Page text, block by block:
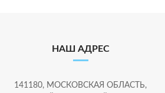
НАШ АДРЕС
141180, МОСКОВСКАЯ ОБЛАСТЬ,